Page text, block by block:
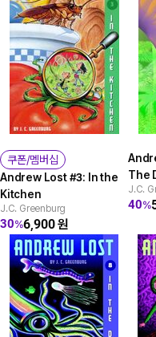
쿠폰/멤버십
Andrew Lost #3: In the
Kitchen
J.C. Greenburg
30%6,900원
The
J.C.
40%